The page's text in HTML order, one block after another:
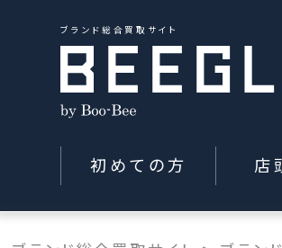
ブランド総合買取サイト
初めての方 店